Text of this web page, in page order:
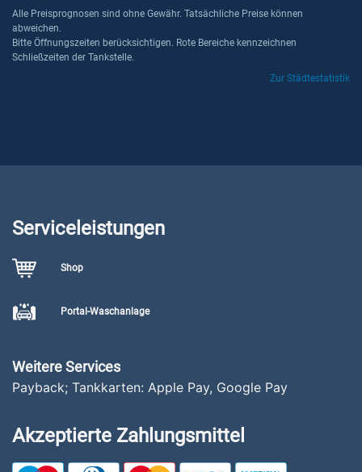
Alle Preisprognosen sind ohne Gewähr. Tatsächliche Preise können
abweichen.
Bitte Öffnungszeiten berücksichtigen. Rote Bereiche kennzeichnen
Schließzeiten der Tankstelle.
Zur Städtestatistik
Serviceleistungen
Shop
Portal-Waschanlage
Weitere Services
Payback; Tankkarten: Apple Pay, Google Pay
Akzeptierte Zahlungsmittel